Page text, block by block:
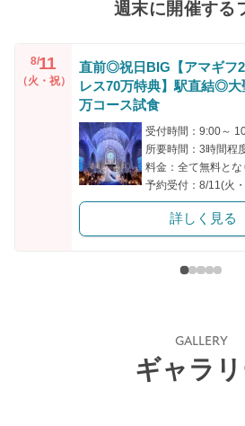
週末に開催する
8/11
（火・祝）
直前◎祝日BIG【アマギフ
レス70万特典】駅直結◎大
万コース試食
受付時間：9:00～
所要時間：3時間程
料金：全て無料とな
予約受付：8/11(火
詳しく見る
GALLERY
ギャラ